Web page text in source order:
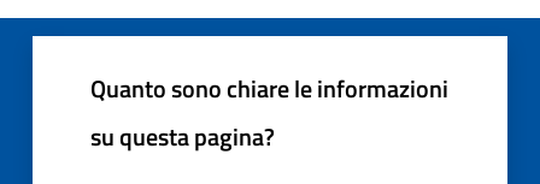
Quanto sono chiare le informazioni
su questa pagina?